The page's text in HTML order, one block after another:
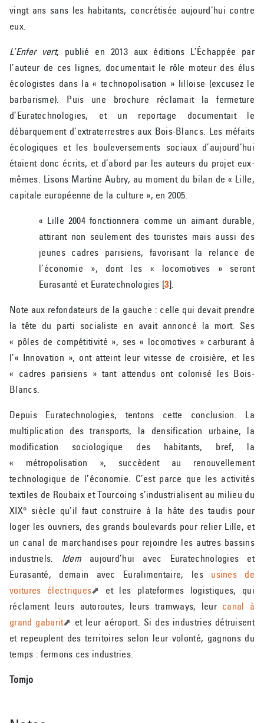
vingt ans sans les habitants, concrétisée aujourd’hui contre
eux.
L’Enfer vert, publié en 2013 aux éditions L’Échappée par
l’auteur de ces lignes, documentait le rôle moteur des élus
écologistes dans la « technopolisation » lilloise (excusez le
barbarisme). Puis une brochure réclamait la fermeture
d’Euratechnologies, et un reportage documentait le
débarquement d’extraterrestres aux Bois-Blancs. Les méfaits
écologiques et les bouleversements sociaux d’aujourd’hui
étaient donc écrits, et d’abord par les auteurs du projet eux-
mêmes. Lisons Martine Aubry, au moment du bilan de « Lille,
capitale européenne de la culture », en 2005.
« Lille 2004 fonctionnera comme un aimant durable,
attirant non seulement des touristes mais aussi des
jeunes cadres parisiens, favorisant la relance de
l’économie », dont les « locomotives » seront
Eurasanté et Euratechnologies [3].
Note aux refondateurs de la gauche : celle qui devait prendre
la tête du parti socialiste en avait annoncé la mort. Ses
« pôles de compétitivité », ses « locomotives » carburant à
l’« Innovation », ont atteint leur vitesse de croisière, et les
« cadres parisiens » tant attendus ont colonisé les Bois-
Blancs.
Depuis Euratechnologies, tentons cette conclusion. La
multiplication des transports, la densification urbaine, la
modification sociologique des habitants, bref, la
« métropolisation », succèdent au renouvellement
technologique de l’économie. C’est parce que les activités
textiles de Roubaix et Tourcoing s’industrialisent au milieu du
XIX° siècle qu’il faut construire à la hâte des taudis pour
loger les ouvriers, des grands boulevards pour relier Lille, et
un canal de marchandises pour rejoindre les autres bassins
industriels. Idemaujourd’hui avec Euratechnologies et
Eurasanté, demain avec Euralimentaire, les usines de
voitures électriques
et les plateformes logistiques, qui
réclament leurs autoroutes, leurs tramways, leur canal à
grand gabarit
et leur aéroport. Si des industries détruisent
et repeuplent des territoires selon leur volonté, gagnons du
temps : fermons ces industries.
Tomjo